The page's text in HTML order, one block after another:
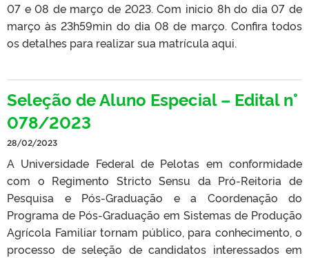
07 e 08 de março de 2023. Com inicio 8h do dia 07 de
março às 23h59min do dia 08 de março. Confira todos
os detalhes para realizar sua matrícula aqui.
Seleção de Aluno Especial – Edital n°
078/2023
28/02/2023
A Universidade Federal de Pelotas em conformidade
com o Regimento Stricto Sensu da Pró-Reitoria de
Pesquisa e Pós-Graduação e a Coordenação do
Programa de Pós-Graduação em Sistemas de Produção
Agrícola Familiar tornam público, para conhecimento, o
processo de seleção de candidatos interessados em